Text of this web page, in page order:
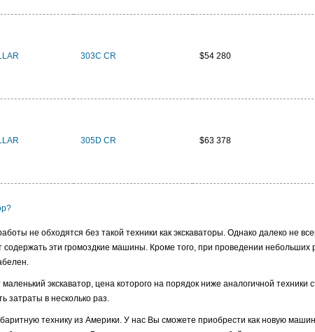
303C CR $54 280
305D CR $63 378
не обходятся без такой техники как экскаваторы. Однако далеко не
эти громоздкие машины. Кроме того, при проведении небольших
экскаватор, цена которого на порядок ниже аналогичной техники
затраты в несколько раз.
технику из Америки. У нас Вы сможете приобрести как новую